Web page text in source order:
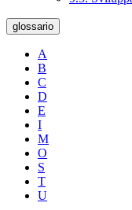
glossario
A
B
C
D
E
I
M
O
S
T
U